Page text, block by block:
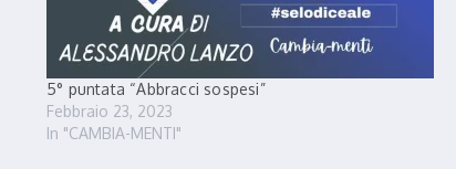
5° puntata “Abbracci sospesi”
Febbraio 23, 2023
In "CAMBIA-MENTI"